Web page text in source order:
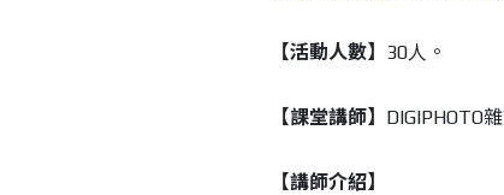
【活動人數】 30人。
【課堂講師】 DIGIPHOTO
【講師介紹】